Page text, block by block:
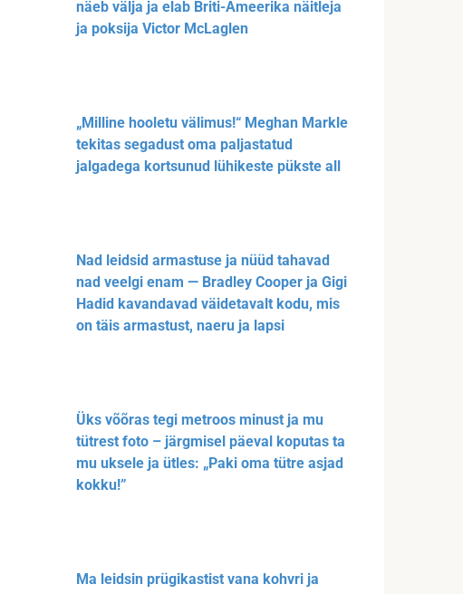
näeb välja ja elab Briti-Ameerika näitleja
ja poksija Victor McLaglen
„Milline hooletu välimus!“ Meghan Markle
tekitas segadust oma paljastatud
jalgadega kortsunud lühikeste pükste all
Nad leidsid armastuse ja nüüd tahavad
nad veelgi enam — Bradley Cooper ja Gigi
Hadid kavandavad väidetavalt kodu, mis
on täis armastust, naeru ja lapsi
Üks võõras tegi metroos minust ja mu
tütrest foto – järgmisel päeval koputas ta
mu uksele ja ütles: „Paki oma tütre asjad
kokku!”
Ma leidsin prügikastist vana kohvri ja